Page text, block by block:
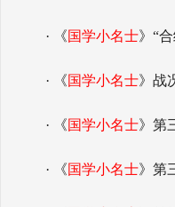
· 《国学小名士》“
· 《国学小名士》战
· 《国学小名士》第
· 《国学小名士》第